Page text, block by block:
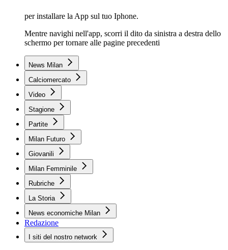
per installare la App sul tuo Iphone.
Mentre navighi nell'app, scorri il dito da sinistra a destra dello
schermo per tornare alle pagine precedenti
News Milan
Calciomercato
Video
Stagione
Partite
Milan Futuro
Giovanili
Milan Femminile
Rubriche
La Storia
News economiche Milan
Redazione
I siti del nostro network